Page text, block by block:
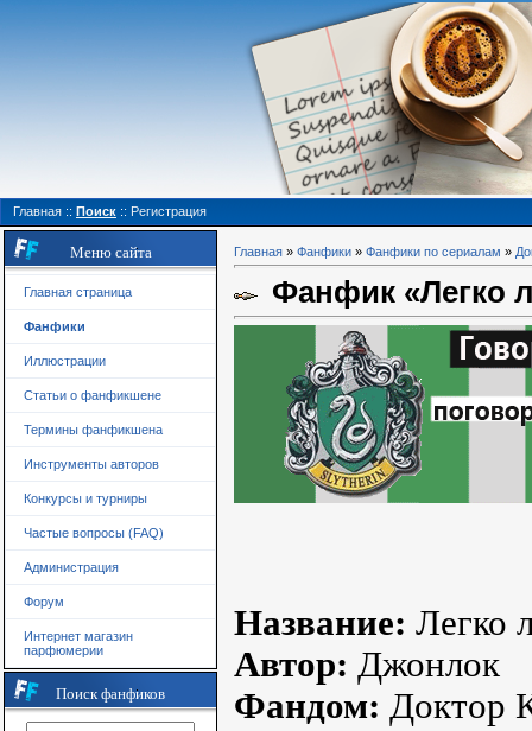
Главная :: Поиск :: Регистрация
Меню сайта
Главная страница
Фанфики
Иллюстрации
Статьи о фанфикшене
Термины фанфикшена
Инструменты авторов
Конкурсы и турниры
Частые вопросы (FAQ)
Администрация
Форум
Интернет магазин
парфюмерии
Поиск фанфиков
Главная » Фанфики » Фанфики по сериалам »
Фанфик «Легко
Название: Легко
Автор: Джонлок
Фандом: Доктор